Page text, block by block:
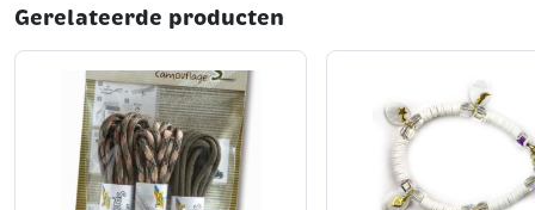
Gerelateerde producten